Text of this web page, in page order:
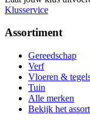
Klusservice
Assortiment
Gereedschap
Verf
Vloeren &
Tuin
Alle merken
Bekijk het